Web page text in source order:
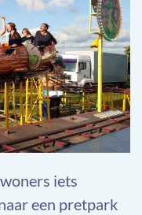
iets
een pretpark